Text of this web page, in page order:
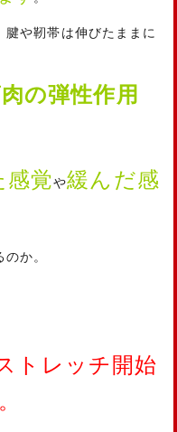
や靭帯は伸びたままに
の弾性作用
感覚や緩んだ感
か。
トレッチ開始